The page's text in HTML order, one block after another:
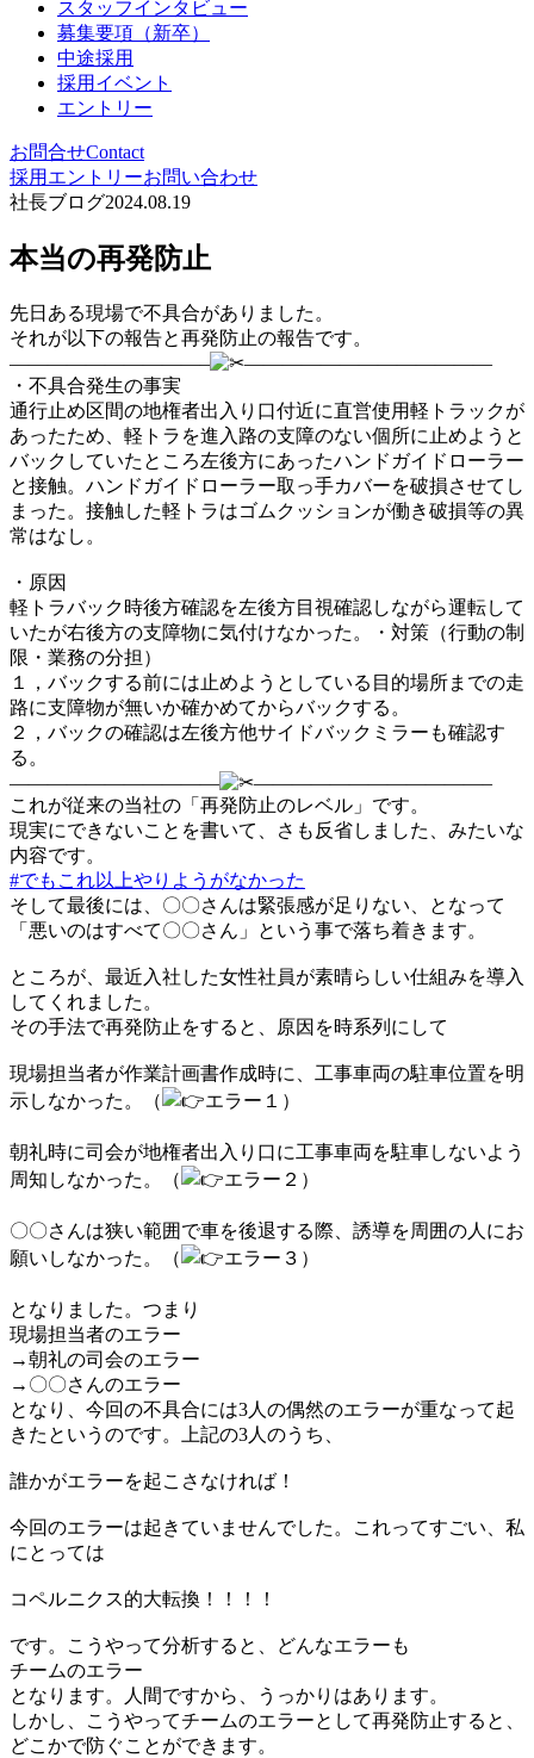
スタッフインタビュー
募集要項（新卒）
中途採用
採用イベント
エントリー
お問合せContact
採用エントリーお問い合わせ
社長ブログ2024.08.19
本当の再発防止
先日ある現場で不具合がありました。
それが以下の報告と再発防止の報告です。
——————————–
—————————————
・不具合発生の事実
通行止め区間の地権者出入り口付近に直営使用軽トラックが
あったため、軽トラを進入路の支障のない個所に止めようと
バックしていたところ左後方にあったハンドガイドローラー
と接触。ハンドガイドローラー取っ手カバーを破損させてし
まった。接触した軽トラはゴムクッションが働き破損等の異
常はなし。
・原因
軽トラバック時後方確認を左後方目視確認しながら運転して
いたが右後方の支障物に気付けなかった。・対策（行動の制
限・業務の分担）
１，バックする前には止めようとしている目的場所までの走
路に支障物が無いか確かめてからバックする。
２，バックの確認は左後方他サイドバックミラーも確認す
る。
———————————
————————————–
これが従来の当社の「再発防止のレベル」です。
現実にできないことを書いて、さも反省しました、みたいな
内容です。
#でもこれ以上やりようがなかった
そして最後には、〇〇さんは緊張感が足りない、となって
「悪いのはすべて〇〇さん」という事で落ち着きます。
ところが、最近入社した女性社員が素晴らしい仕組みを導入
してくれました。
その手法で再発防止をすると、原因を時系列にして
現場担当者が作業計画書作成時に、工事車両の駐車位置を明
示しなかった。（
エラー１）
朝礼時に司会が地権者出入り口に工事車両を駐車しないよう
周知しなかった。（
エラー２）
〇〇さんは狭い範囲で車を後退する際、誘導を周囲の人にお
願いしなかった。（
エラー３）
となりました。つまり
現場担当者のエラー
→朝礼の司会のエラー
→〇〇さんのエラー
となり、今回の不具合には3人の偶然のエラーが重なって起
きたというのです。上記の3人のうち、
誰かがエラーを起こさなければ！
今回のエラーは起きていませんでした。これってすごい、私
にとっては
コペルニクス的大転換！！！！
です。こうやって分析すると、どんなエラーも
チームのエラー
となります。人間ですから、うっかりはあります。
しかし、こうやってチームのエラーとして再発防止すると、
どこかで防ぐことができます。